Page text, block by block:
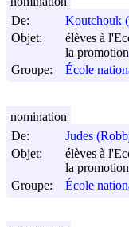
De:
Koutchouk
Objet:
élèves à
la
Groupe:
École
De:
Judes
Objet:
élèves à
la
Groupe:
École
nomination